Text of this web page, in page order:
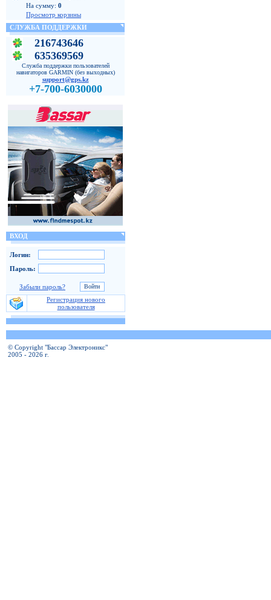
На сумму: 0
Просмотр корзины
СЛУЖБА ПОДДЕРЖКИ
216743646
635369569
Служба поддержки пользователей
навигаторов GARMIN (без выходных)
support@gps.kz
+7-700-6030000
ВХОД
Логин:
Пароль:
Забыли пароль?
Регистрация нового
пользователя
© Copyright "Бассар Электроникс"
2005 - 2026 г.